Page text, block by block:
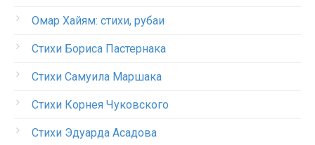
Омар Хайям: стихи, рубаи
Стихи Бориса Пастернака
Стихи Самуила Маршака
Стихи Корнея Чуковского
Стихи Эдуарда Асадова